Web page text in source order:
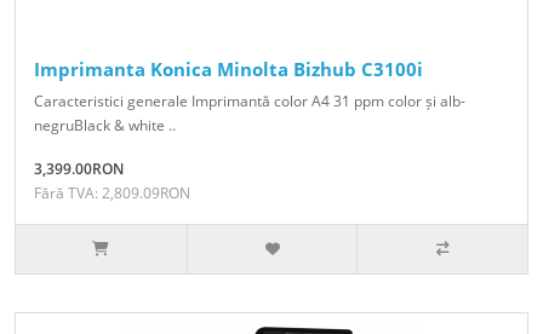
Imprimanta Konica Minolta Bizhub C3100i
Caracteristici generale Imprimantă color A4 31 ppm color și alb-
negruBlack & white ..
3,399.00RON
Fără TVA: 2,809.09RON